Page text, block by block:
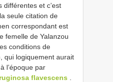
et c’est
seule citation de
correspondant est
femelle de Yalanzou
conditions de
qui logiquement aurait
l’époque par
flavescens